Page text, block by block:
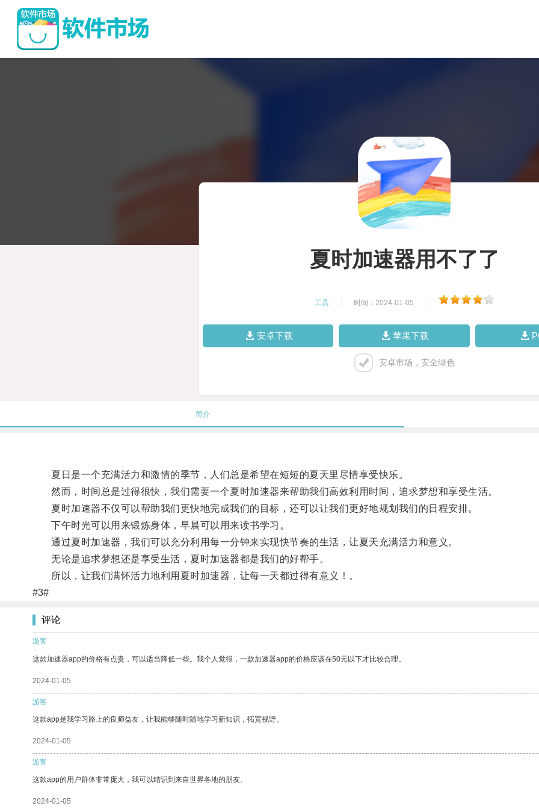
夏时加速器用不了了
工具 时间：2024-01-05
安卓下载 苹果下载
安卓市场，安全绿色
简介
夏日是一个充满活力和激情的季节，人们总是希望在短短的夏天里尽情享受快乐。
然而，时间总是过得很快，我们需要一个夏时加速器来帮助我们高效利用时间，追求梦想和享受生活。
夏时加速器不仅可以帮助我们更快地完成我们的目标，还可以让我们更好地规划我们的日程安排。
下午时光可以用来锻炼身体，早晨可以用来读书学习。
通过夏时加速器，我们可以充分利用每一分钟来实现快节奏的生活，让夏天充满活力和意义。
无论是追求梦想还是享受生活，夏时加速器都是我们的好帮手。
所以，让我们满怀活力地利用夏时加速器，让每一天都过得有意义！。
#3#
评论
游客
这款加速器app的价格有点贵，可以适当降低一些。我个人觉得，一款加速器app的价格应该在50元以下才比较合理。
2024-01-05
游客
这款app是我学习路上的良师益友，让我能够随时随地学习新知识，拓宽视野。
2024-01-05
游客
这款app的用户群体非常庞大，我可以结识到来自世界各地的朋友。
2024-01-05